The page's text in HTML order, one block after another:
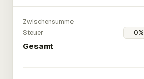
Zwischensumme
Steuer
Gesamt